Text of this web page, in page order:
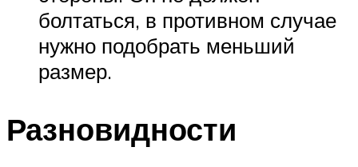
болтаться, в противном случае
нужно подобрать меньший
размер.
Разновидности